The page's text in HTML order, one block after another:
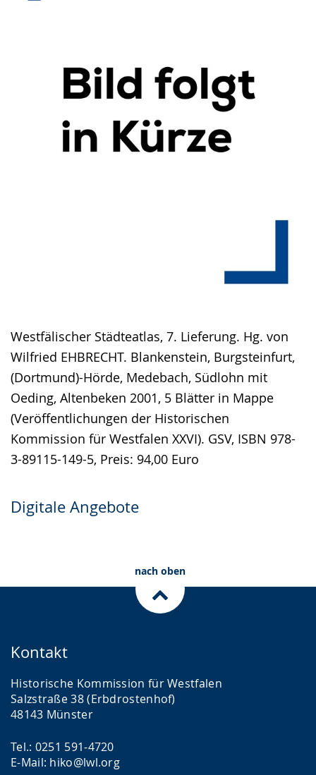
Westfälischer Städteatlas, 7. Lieferung. Hg. von
Wilfried EHBRECHT. Blankenstein, Burgsteinfurt,
(Dortmund)-Hörde, Medebach, Südlohn mit
Oeding, Altenbeken 2001, 5 Blätter in Mappe
(Veröffentlichungen der Historischen
Kommission für Westfalen XXVI). GSV, ISBN 978-
3-89115-149-5, Preis: 94,00 Euro
Digitale Angebote
nach oben
Kontakt
Historische Kommission für Westfalen
Salzstraße 38 (Erbdrostenhof)
48143 Münster
Tel.: 0251 591-4720
E-Mail: hiko@lwl.org